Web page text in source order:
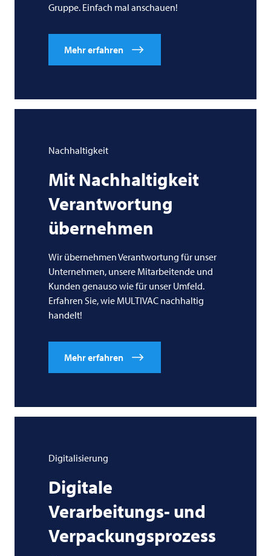
Gruppe. Einfach mal anschauen!
Mehr erfahren
Nachhaltigkeit
Mit Nachhaltigkeit
Verantwortung
übernehmen
Wir übernehmen Verantwortung für unser
Unternehmen, unsere Mitarbeitende und
Kunden genauso wie für unser Umfeld.
Erfahren Sie, wie MULTIVAC nachhaltig
handelt!
Mehr erfahren
Digitalisierung
Digitale
Verarbeitungs- und
Verpackungsprozess